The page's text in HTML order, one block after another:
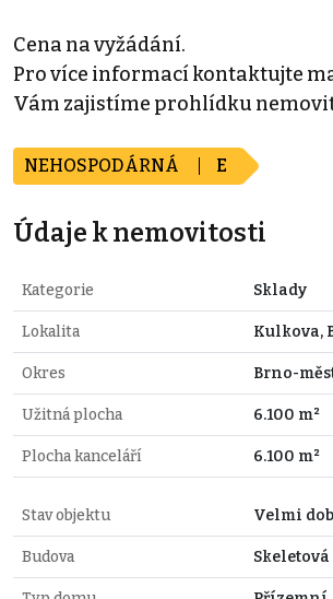
Cena na vyžádání.
Pro více informací kontaktujte
Vám zajistíme prohlídku
NEHOSPODÁRNÁ E
Údaje k nemovitosti
Kategorie Sklady
Lokalita Kulkova,
Okres Brno-
Užitná plocha 6.100 m²
Plocha kanceláří 6.100 m²
Stav objektu Velmi
Budova Skeletová